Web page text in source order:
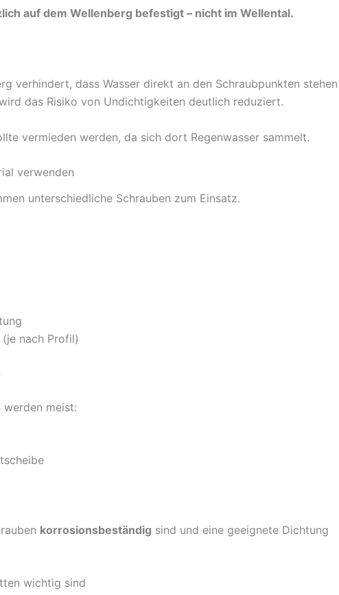
auf dem Wellenberg befestigt – nicht im Wellental.
verhindert, dass Wasser direkt an den Schraubpunkten stehen
das Risiko von Undichtigkeiten deutlich reduziert.
vermieden werden, da sich dort Regenwasser sammelt.
verwenden
unterschiedliche Schrauben zum Einsatz.
nach Profil)
meist:
korrosionsbeständig sind und eine geeignete Dichtung
wichtig sind